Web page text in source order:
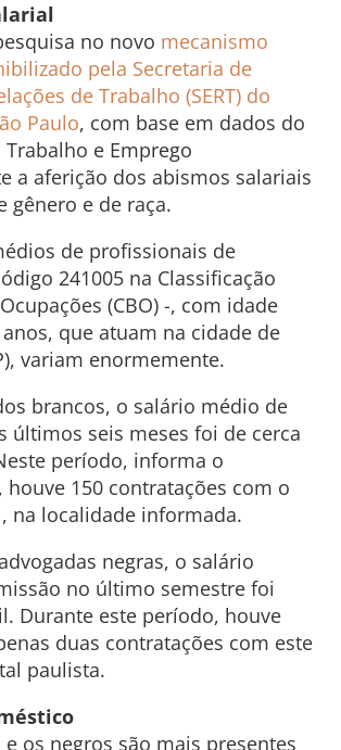
no novo mecanismo
pela Secretaria de
de Trabalho (SERT) do
Paulo, com base em dados do
e Emprego
a aferição dos abismos salariais
gênero e de raça.
de profissionais de
241005 na Classificação
(CBO) -, com idade
que atuam na cidade de
variam enormemente.
brancos, o salário médio de
últimos seis meses foi de cerca
período, informa o
houve 150 contratações com o
na localidade informada.
negras, o salário
no último semestre foi
Durante este período, houve
duas contratações com este
paulista.
os negros são mais presentes